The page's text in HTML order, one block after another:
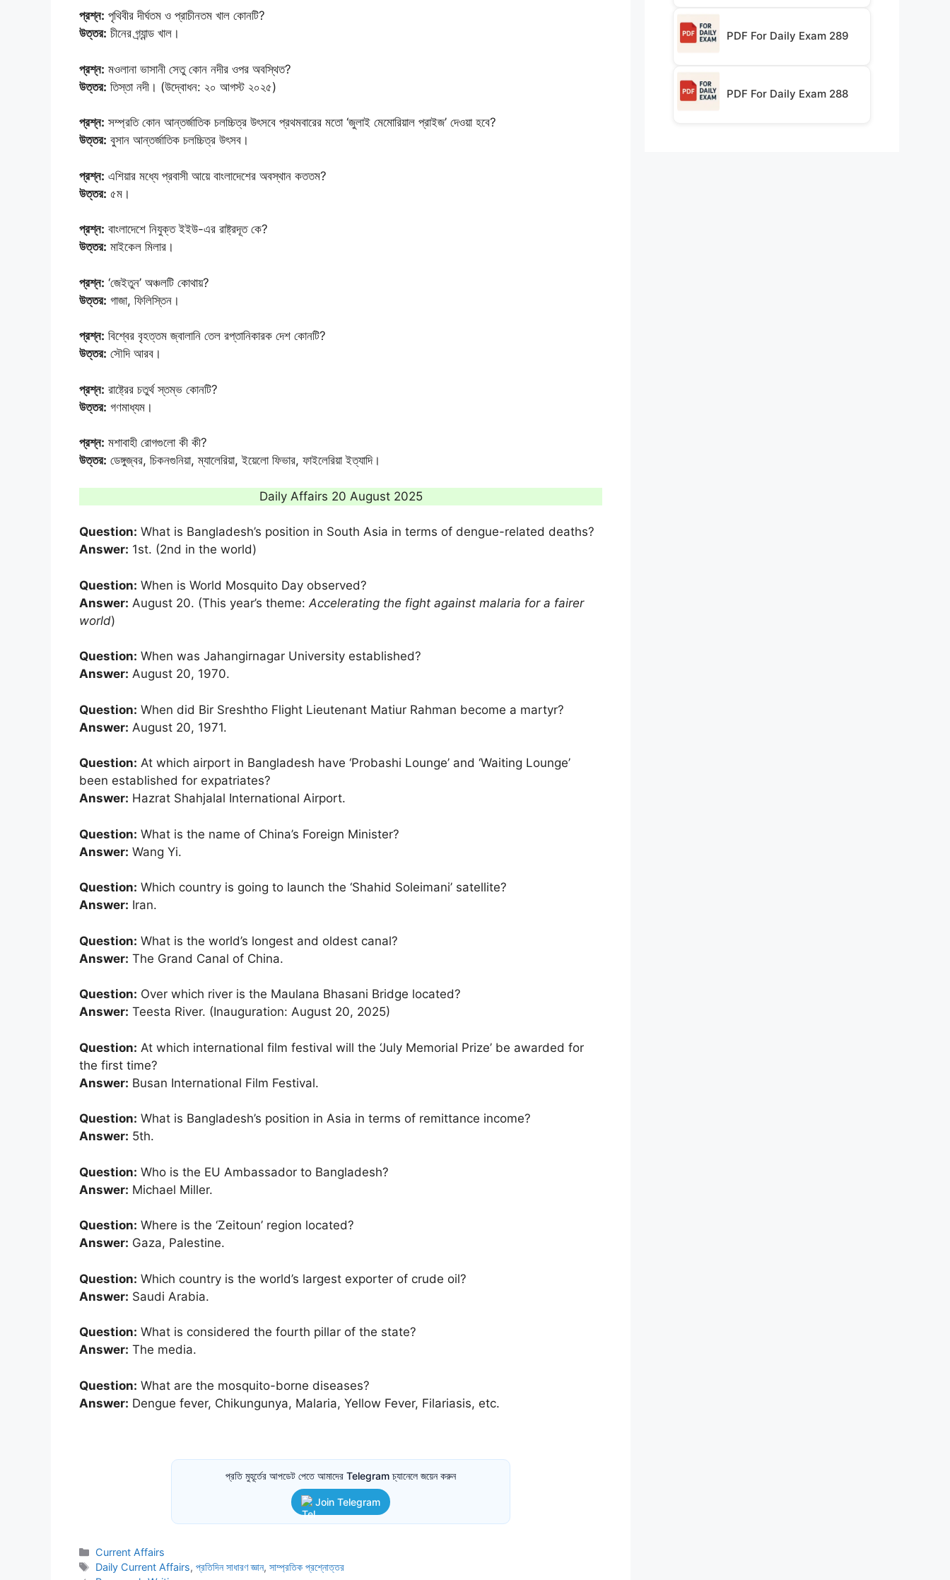
প্রশ্ন: পৃথিবীর দীর্ঘতম ও প্রাচীনতম খাল কোনটি?
উত্তর: চীনের গ্র্যান্ড খাল।
প্রশ্ন: মওলানা ভাসানী সেতু কোন নদীর ওপর অবস্থিত?
উত্তর: তিস্তা নদী। (উদ্বোধন: ২০ আগস্ট ২০২৫)
প্রশ্ন: সম্প্রতি কোন আন্তর্জাতিক চলচ্চিত্র উৎসবে প্রথমবারের মতো ‘জুলাই মেমোরিয়াল প্রাইজ’ দেওয়া হবে?
উত্তর: বুসান আন্তর্জাতিক চলচ্চিত্র উৎসব।
প্রশ্ন: এশিয়ার মধ্যে প্রবাসী আয়ে বাংলাদেশের অবস্থান কততম?
উত্তর: ৫ম।
প্রশ্ন: বাংলাদেশে নিযুক্ত ইইউ-এর রাষ্ট্রদূত কে?
উত্তর: মাইকেল মিলার।
প্রশ্ন: ‘জেইতুন’ অঞ্চলটি কোথায়?
উত্তর: গাজা, ফিলিস্তিন।
প্রশ্ন: বিশ্বের বৃহত্তম জ্বালানি তেল রপ্তানিকারক দেশ কোনটি?
উত্তর: সৌদি আরব।
প্রশ্ন: রাষ্ট্রের চতুর্থ স্তম্ভ কোনটি?
উত্তর: গণমাধ্যম।
প্রশ্ন: মশাবাহী রোগগুলো কী কী?
উত্তর: ডেঙ্গুজ্বর, চিকনগুনিয়া, ম্যালেরিয়া, ইয়েলো ফিভার, ফাইলেরিয়া ইত্যাদি।
Daily Affairs 20 August 2025
Question: What is Bangladesh’s position in South Asia in terms of dengue-related deaths?
Answer: 1st. (2nd in the world)
Question: When is World Mosquito Day observed?
Answer: August 20. (This year’s theme: Accelerating the fight against malaria for a fairer
world)
Question: When was Jahangirnagar University established?
Answer: August 20, 1970.
Question: When did Bir Sreshtho Flight Lieutenant Matiur Rahman become a martyr?
Answer: August 20, 1971.
Question: At which airport in Bangladesh have ‘Probashi Lounge’ and ‘Waiting Lounge’
been established for expatriates?
Answer: Hazrat Shahjalal International Airport.
Question: What is the name of China’s Foreign Minister?
Answer: Wang Yi.
Question: Which country is going to launch the ‘Shahid Soleimani’ satellite?
Answer: Iran.
Question: What is the world’s longest and oldest canal?
Answer: The Grand Canal of China.
Question: Over which river is the Maulana Bhasani Bridge located?
Answer: Teesta River. (Inauguration: August 20, 2025)
Question: At which international film festival will the ‘July Memorial Prize’ be awarded for
the first time?
Answer: Busan International Film Festival.
Question: What is Bangladesh’s position in Asia in terms of remittance income?
Answer: 5th.
Question: Who is the EU Ambassador to Bangladesh?
Answer: Michael Miller.
Question: Where is the ‘Zeitoun’ region located?
Answer: Gaza, Palestine.
Question: Which country is the world’s largest exporter of crude oil?
Answer: Saudi Arabia.
Question: What is considered the fourth pillar of the state?
Answer: The media.
Question: What are the mosquito-borne diseases?
Answer: Dengue fever, Chikungunya, Malaria, Yellow Fever, Filariasis, etc.
প্রতি মুহূর্তের আপডেট পেতে আমাদের Telegram চ্যানেলে জয়েন করুন
Join Telegram
Categories
Current Affairs
Tags
Daily Current Affairs,প্রতিদিন সাধারণ জ্ঞান,সাম্প্রতিক প্রশ্নোত্তর
PDF For Daily Exam 289
PDF For Daily Exam 288